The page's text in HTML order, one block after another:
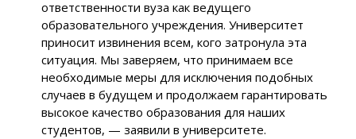
ответственности вуза как ведущего
образовательного учреждения. Университет
приносит извинения всем, кого затронула эта
ситуация. Мы заверяем, что принимаем все
необходимые меры для исключения подобных
случаев в будущем и продолжаем гарантировать
высокое качество образования для наших
студентов, — заявили в университете.